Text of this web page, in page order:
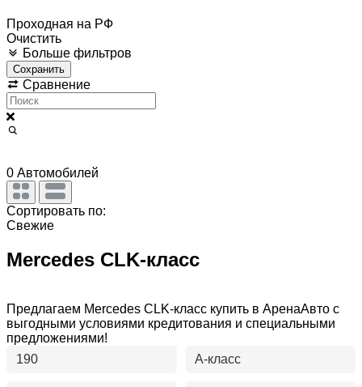
Проходная на РФ
Очистить
Больше фильтров
Сохранить
Сравнение
0 Автомобилей
Сортировать по:
Свежие
Mercedes CLK-класс
Предлагаем Mercedes CLK-класс купить в АренаАвто с
выгодными условиями кредитования и специальными
предложениями!
190
A-класс